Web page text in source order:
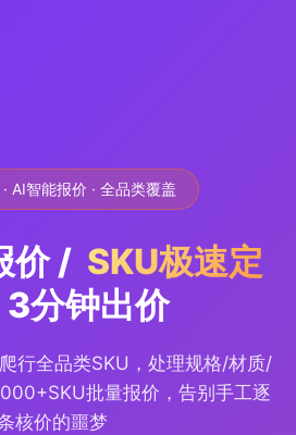
AI智能报价 · 全品类覆盖
价 / SKU极速定
分钟出价
行全品类SKU，处理规格/材质/
批量报价，告别手工逐
核价的噩梦